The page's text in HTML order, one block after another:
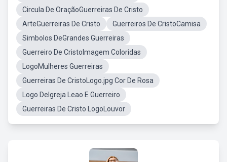
Circula De OraçãoGuerreiras De Cristo
ArteGuerreiras De Cristo
Guerreiros De CristoCamisa
Simbolos DeGrandes Guerreiras
Guerreiro De CristoImagem Coloridas
LogoMulheres Guerreiras
Guerreiras De CristoLogo.jpg Cor De Rosa
Logo DeIgreja Leao E Guerreiro
Guerreiras De Cristo LogoLouvor